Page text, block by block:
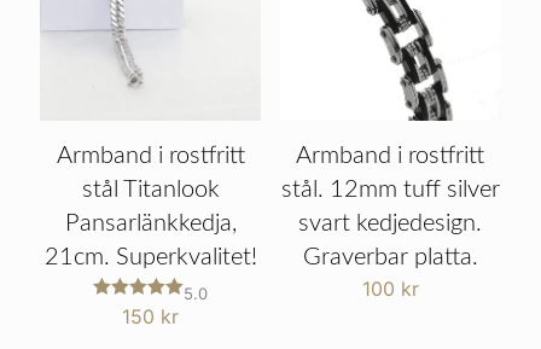
Armband i rostfritt
stål Titanlook
Pansarlänkkedja,
21cm. Superkvalitet!
Betygsatt
5
5.0
150 kr
Armband i rostfritt
stål. 12mm tuff silver
svart kedjedesign.
Graverbar platta.
100 kr